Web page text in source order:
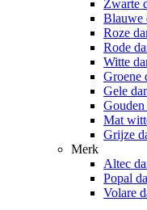
Zwarte
Blauwe
Roze
Rode
Witte
Groene
Gele
Gouden
Mat
Grijze
Merk
Altec
Popal
Volare